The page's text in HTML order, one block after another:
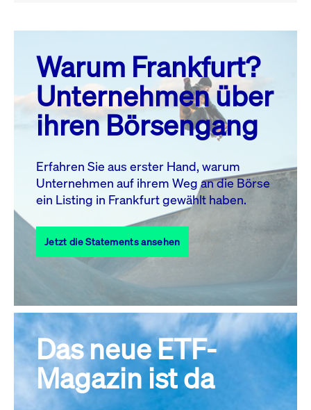
August 26
MO. DI. MI. DO. FR. SA. SO.
1
2
3
4 5 6 7 8
10 11 13 14
17
18 19 20 21 22
23
27 28
31
Alle Events
Warum Frankfurt?
Unternehmen über
ihren Börsengang
Erfahren Sie aus erster Hand, warum
Unternehmen auf ihrem Weg an die Börse
ein Listing in Frankfurt gewählt haben.
Jetzt die Statements ansehen
Das neue ETF-
Magazin ist da